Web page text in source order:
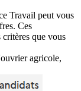
Travail peut vous
Ces
critères que vous
agricole,